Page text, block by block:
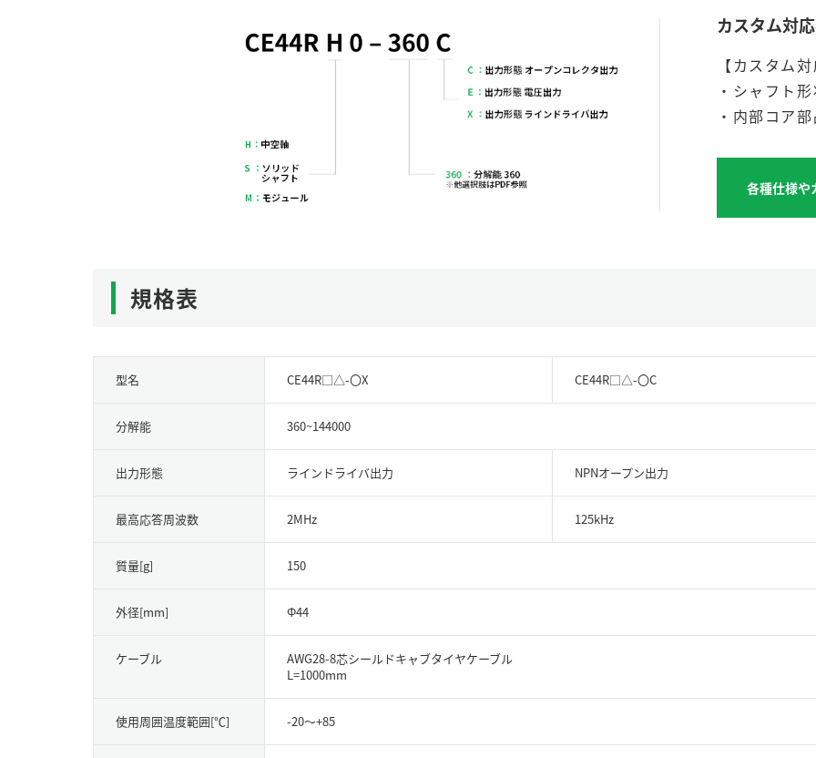
カスタム対
【カスタム
・シャフト
・内部コア
各種仕様や
規格表
型名 CE44R□△-〇X CE44R□△-〇C
分解能 360~144000
出力形態 ラインドライバ出力 NPNオープン出力
最高応答周波数 2MHz 125kHz
質量[g] 150
外径[mm] Φ44
ケーブル
AWG28-8芯シールドキャブタイヤケーブル
L=1000mm
使用周囲温度範囲[℃] -20～+85